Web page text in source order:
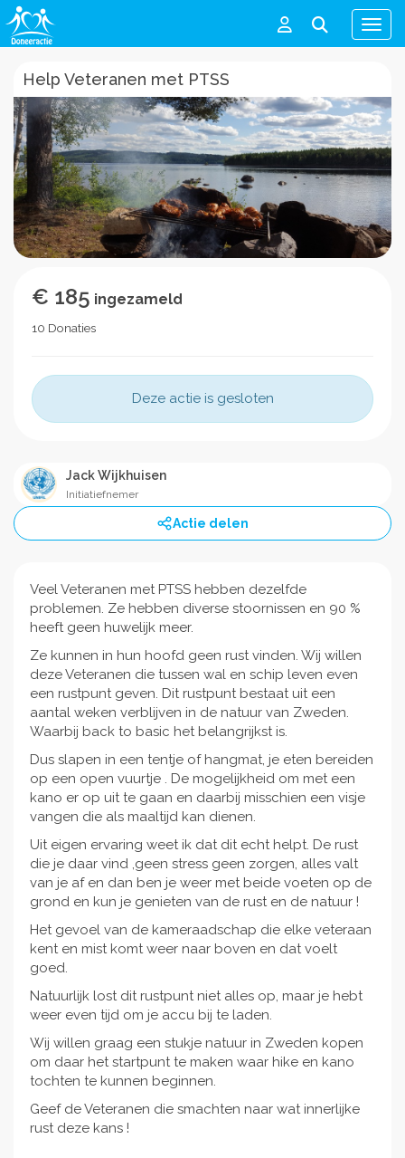
Menu
Help Veteranen met PTSS
€ 185 ingezameld
10 Donaties
Deze actie is gesloten
Jack Wijkhuisen
Initiatiefnemer
Actie delen
Veel Veteranen met PTSS hebben dezelfde
problemen. Ze hebben diverse stoornissen en 90 %
heeft geen huwelijk meer.
Ze kunnen in hun hoofd geen rust vinden. Wij willen
deze Veteranen die tussen wal en schip leven even
een rustpunt geven. Dit rustpunt bestaat uit een
aantal weken verblijven in de natuur van Zweden.
Waarbij back to basic het belangrijkst is.
Dus slapen in een tentje of hangmat, je eten bereiden
op een open vuurtje . De mogelijkheid om met een
kano er op uit te gaan en daarbij misschien een visje
vangen die als maaltijd kan dienen.
Uit eigen ervaring weet ik dat dit echt helpt. De rust
die je daar vind ,geen stress geen zorgen, alles valt
van je af en dan ben je weer met beide voeten op de
grond en kun je genieten van de rust en de natuur !
Het gevoel van de kameraadschap die elke veteraan
kent en mist komt weer naar boven en dat voelt
goed.
Natuurlijk lost dit rustpunt niet alles op, maar je hebt
weer even tijd om je accu bij te laden.
Wij willen graag een stukje natuur in Zweden kopen
om daar het startpunt te maken waar hike en kano
tochten te kunnen beginnen.
Geef de Veteranen die smachten naar wat innerlijke
rust deze kans !